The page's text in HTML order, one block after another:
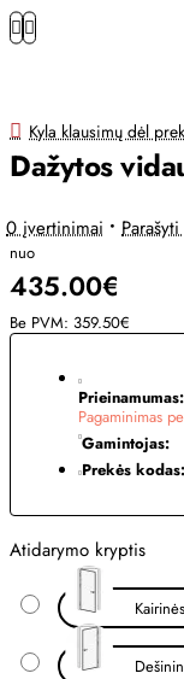
Kyla klausimų dėl
Dažytos
0 įvertinimai •
nuo
435.00€
Be PVM: 359.50€
Prieinamumas:
Pagaminimas
Gamintojas:
Prekės kodas:
Atidarymo kryptis
Kairinės